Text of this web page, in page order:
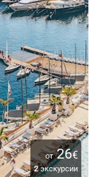
от26€
2экскурсии